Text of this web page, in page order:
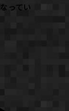
ってい